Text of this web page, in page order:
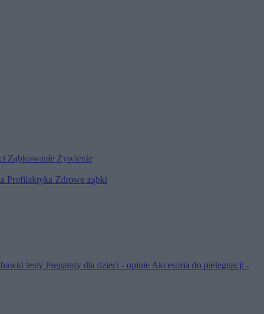
Ząbkowanie Żywienie
Profilaktyka Zdrowe ząbki
testy Preparaty dla dzieci - opinieAkcesoria do pielęgnacji -